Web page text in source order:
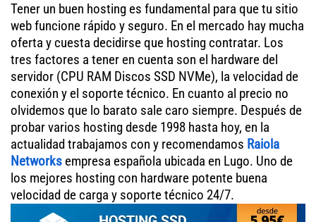
Tener un buen hosting es fundamental para que tu sitio
web funcione rápido y seguro. En el mercado hay mucha
oferta y cuesta decidirse que hosting contratar. Los
tres factores a tener en cuenta son el hardware del
servidor (CPU RAM Discos SSD NVMe), la velocidad de
conexión y el soporte técnico. En cuanto al precio no
olvidemos que lo barato sale caro siempre. Después de
probar varios hosting desde 1998 hasta hoy, en la
actualidad trabajamos con y recomendamos Raiola
Networks empresa española ubicada en Lugo. Uno de
los mejores hosting con hardware potente buena
velocidad de carga y soporte técnico 24/7.